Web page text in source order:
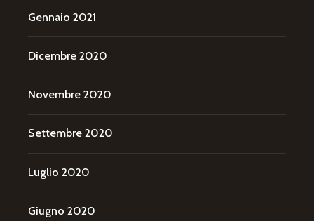
Gennaio 2021
Dicembre 2020
Novembre 2020
Settembre 2020
Luglio 2020
Giugno 2020